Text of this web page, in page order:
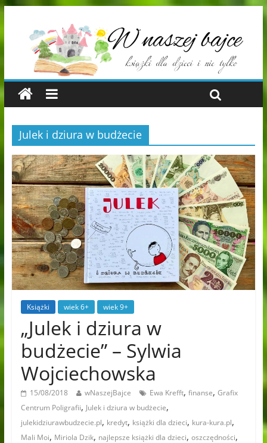
Julek i dziura w budżecie
Książki wiek 6+ wiek 9+
„Julek i dziura w
budżecie” – Sylwia
Wojciechowska
15/08/2018 wNaszejBajce Ewa Krefft, finanse, Grafix
Centrum Poligrafii, Julek i dziura w budżecie,
julekidziurawbudzecie.pl, kredyt, książki dla dzieci, kura-kura.pl,
Mali Moi, Miriola Dzik, najlepsze książki dla dzieci, oszczędności,